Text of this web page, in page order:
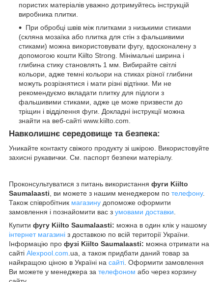
пористих матеріалів уважно дотримуйтесь інструкцій
виробника плитки.
При обробці швів між плитками з низькими стиками
(скляна мозаїка або плитка для стін з фальшивими
стиками) можна використовувати фугу, вдосконалену з
допомогою кошти Kiilto Strong. Мінімальні ширина і
глибина стику становлять 1 мм. Вибирайте світлі
кольори, адже темні кольори на стиках різної глибини
можуть розрізнятися і мати різні відтінки. Ми не
рекомендуємо вкладати плитку для підлоги з
фальшивими стиками, адже це може призвести до
тріщин і відділення фуги. Докладні інструкції можна
знайти на веб-сайті www.kiilto.com.
Навколишнє середовище та безпека:
Уникайте контакту свіжого продукту зі шкірою. Використовуйте
захисні рукавички. См. паспорт безпеки матеріалу.
Проконсультуватися з питань використання фуги Kiilto
Saumalaasti, ви можете з нашим менеджером по телефону.
Також співробітник магазину допоможе оформити
замовлення і познайомити вас з умовами доставки.
Купити фугу Kiilto Saumalaasti: можна в один клік у нашому
інтернет магазині з доставкою по всій території України.
Інформацію про фузі Kiilto Saumalaasti: можна отримати на
сайті Alexpool.com.ua, а також придбати даний товар за
найкращою ціною в Україні на сайті. Оформити замовлення
Ви можете у менеджера за телефоном або через корзину